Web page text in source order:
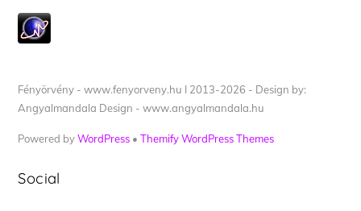
Fényörvény - www.fenyorveny.hu I 2013-2026 - Design by:
Angyalmandala Design - www.angyalmandala.hu
Powered byWordPress •Themify WordPress Themes
Social